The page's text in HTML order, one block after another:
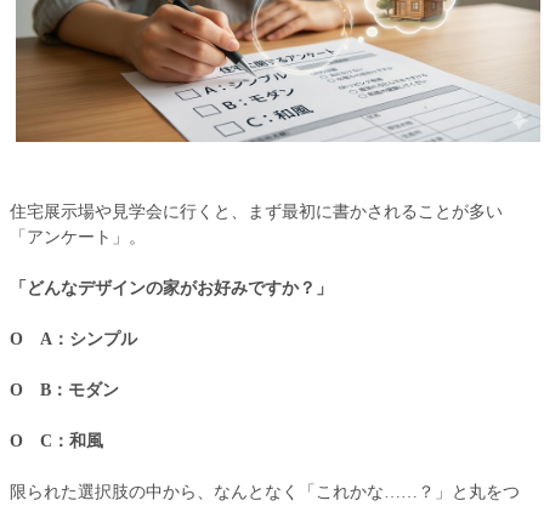
住宅展示場や見学会に行くと、まず最初に書かされることが多い
「アンケート」。
「どんなデザインの家がお好みですか？」
Ο A：シンプル
Ο B：モダン
Ο C：和風
限られた選択肢の中から、なんとなく「これかな……？」と丸をつ